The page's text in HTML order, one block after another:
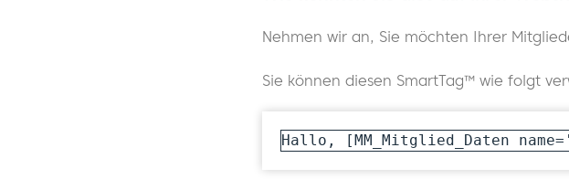
Nehmen wir an, Sie möchten Ihrer
Sie können diesen SmartTag™ wie folgt
Hallo, [MM_Mitglied_Daten